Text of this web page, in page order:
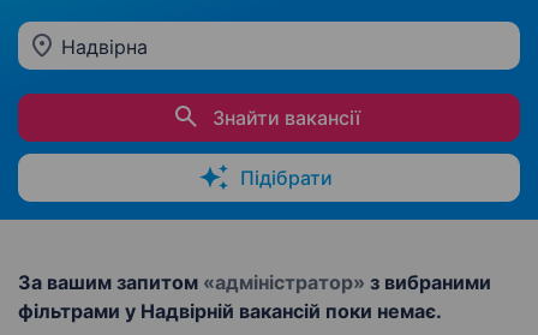
Надвірна
Знайти вакансії
Підібрати
За вашим запитом «адміністратор» з вибраними
фільтрами у Надвірній вакансій поки немає.